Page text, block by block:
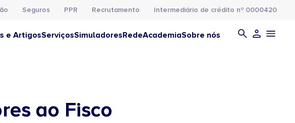
Seguros PPR Recrutamento Intermediário de crédito nº 0000420
e ArtigosServiçosSimuladoresRedeAcademiaSobre nós
ao Fisco